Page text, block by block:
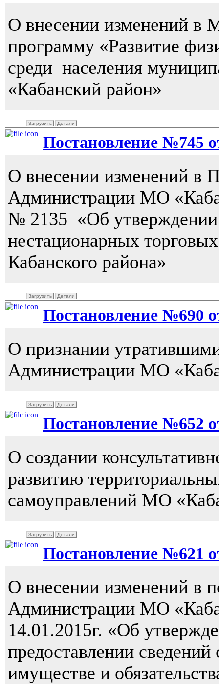
О внесении изменений в
программу «Развитие
среди населения
«Кабанский район»
Загрузить Детали
Постановление №745
О внесении изменений в
Администрации МО
№ 2135 «Об
нестационарных
Кабанского района»
Загрузить Детали
Постановление №690
О признании
Администрации МО
Загрузить Детали
Постановление №652
О создании
развитию
самоуправлений МО
Загрузить Детали
Постановление №621
О внесении изменений в
Администрации МО
14.01.2015г. «Об
предоставлении
имуществе и